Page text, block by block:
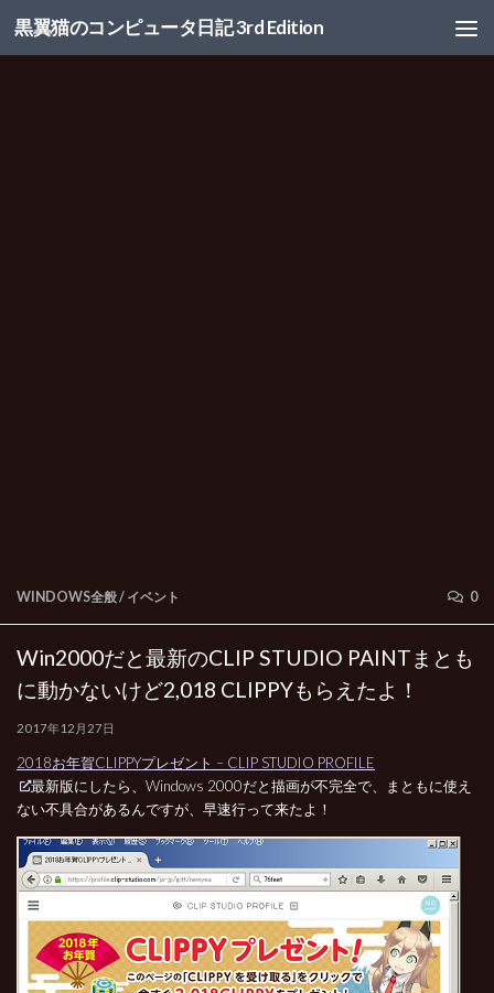
コンテンツへスキップ
黒翼猫のコンピュータ日記 3rd Edition
WINDOWS全般/ イベント 0
Win2000だと最新のCLIP STUDIO PAINTまとも
に動かないけど2,018 CLIPPYもらえたよ！
2017年12月27日
2018お年賀CLIPPYプレゼント – CLIP STUDIO PROFILE
最新版にしたら、Windows 2000だと描画が不完全で、まともに使え
ない不具合があるんですが、早速行って来たよ！